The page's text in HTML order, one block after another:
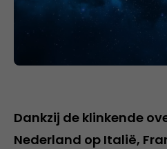
Dankzij de klinkende
Nederland op Italië,